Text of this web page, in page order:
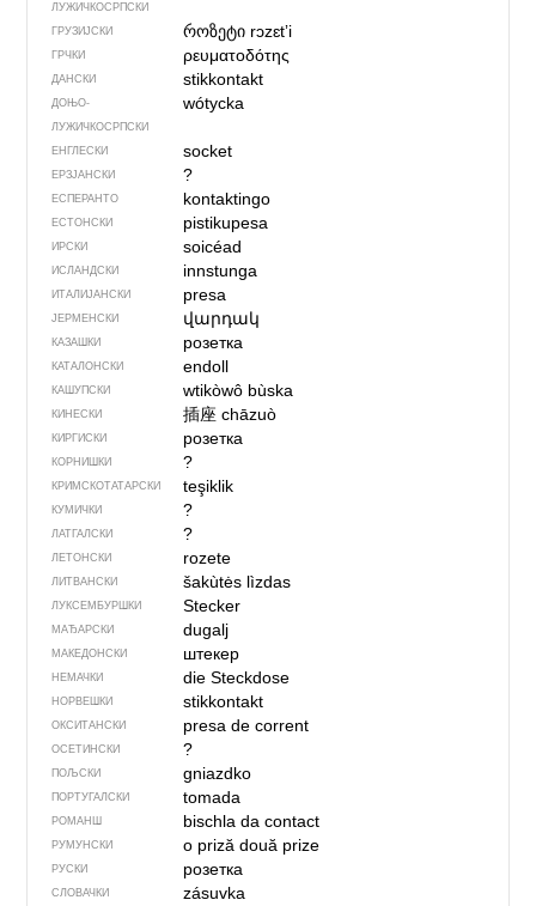
ЛУЖИЧКОСРПСКИ
ГРУЗИЈСКИ როზეტი rɔzɛtʼi
ГРЧКИ ρευματοδότης
ДАНСКИ stikkontakt
ДОЊО­
ЛУЖИЧКОСРПСКИ
wótycka
ЕНГЛЕСКИ socket
ЕРЗЈАНСКИ ?
ЕСПЕРАНТО kontaktingo
ЕСТОНСКИ pistikupesa
ИРСКИ soicéad
ИСЛАНДСКИ innstunga
ИТАЛИЈАНСКИ presa
ЈЕРМЕНСКИ վարդակ
КАЗАШКИ розетка
КАТАЛОНСКИ endoll
КАШУПСКИ wtikòwô bùska
КИНЕСКИ 插座chāzuò
КИРГИСКИ розетка
КОРНИШКИ ?
КРИМСКОТАТАРСКИ teşiklik
КУМИЧКИ ?
ЛАТГАЛСКИ ?
ЛЕТОНСКИ rozete
ЛИТВАНСКИ šakùtės lìzdas
ЛУКСЕМБУРШКИ Stecker
МАЂАРСКИ dugalj
МАКЕДОНСКИ штекер
НЕМАЧКИ die Steckdose
НОРВЕШКИ stikkontakt
ОКСИТАНСКИ presa de corrent
ОСЕТИНСКИ ?
ПОЉСКИ gniazdko
ПОРТУГАЛСКИ tomada
РОМАНШ bischla da contact
РУМУНСКИ o prizădouă prize
РУСКИ розетка
СЛОВАЧКИ zásuvka